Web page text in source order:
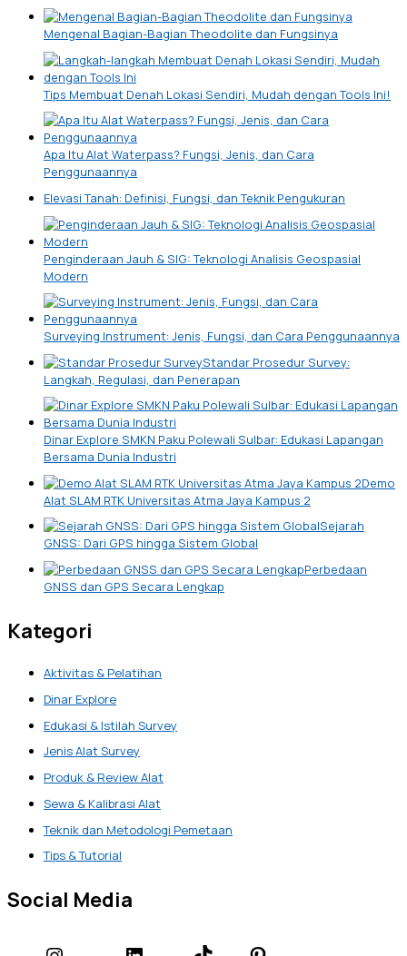
Mengenal Bagian-Bagian Theodolite dan Fungsinya
Tips Membuat Denah Lokasi Sendiri, Mudah dengan Tools Ini!
Apa Itu Alat Waterpass? Fungsi, Jenis, dan Cara
Penggunaannya
Elevasi Tanah: Definisi, Fungsi, dan Teknik Pengukuran
Penginderaan Jauh & SIG: Teknologi Analisis Geospasial
Modern
Surveying Instrument: Jenis, Fungsi, dan Cara Penggunaannya
Standar Prosedur Survey:
Langkah, Regulasi, dan Penerapan
Dinar Explore SMKN Paku Polewali Sulbar: Edukasi Lapangan
Bersama Dunia Industri
Demo
Alat SLAM RTK Universitas Atma Jaya Kampus 2
Sejarah
GNSS: Dari GPS hingga Sistem Global
Perbedaan
GNSS dan GPS Secara Lengkap
Kategori
Aktivitas & Pelatihan
Dinar Explore
Edukasi & Istilah Survey
Jenis Alat Survey
Produk & Review Alat
Sewa & Kalibrasi Alat
Teknik dan Metodologi Pemetaan
Tips & Tutorial
Social Media